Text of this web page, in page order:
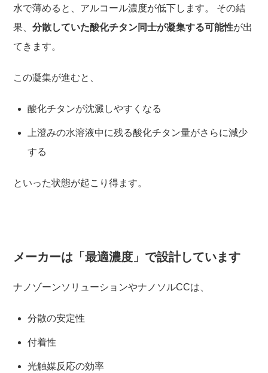
水で薄めると、アルコール濃度が低下します。 その結
果、分散していた酸化チタン同士が凝集する可能性が出
てきます。
この凝集が進むと、
酸化チタンが沈澱しやすくなる
上澄みの水溶液中に残る酸化チタン量がさらに減少
する
といった状態が起こり得ます。
メーカーは「最適濃度」で設計しています
ナノゾーンソリューションやナノソルCCは、
分散の安定性
付着性
光触媒反応の効率